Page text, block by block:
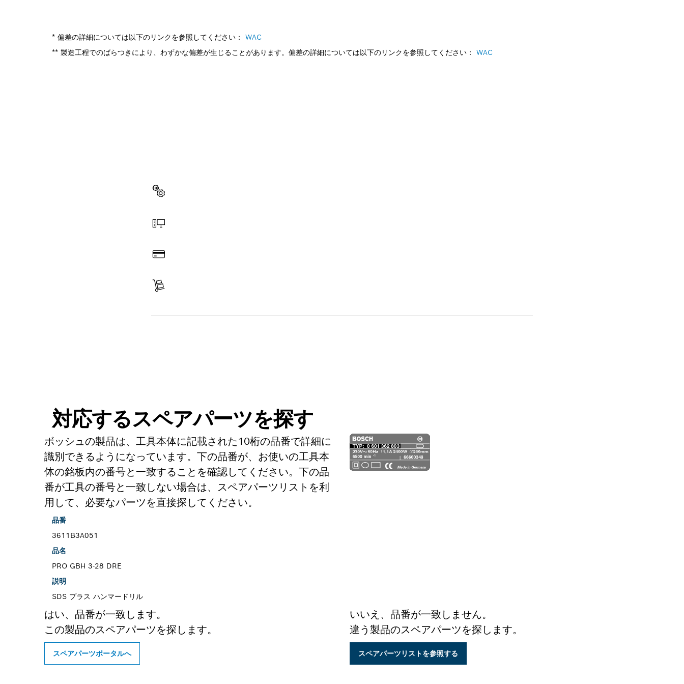
* 偏差の詳細については以下のリンクを参照してください：
WAC
** 製造工程でのばらつきにより、わずかな偏差が生じることがあります。偏差の詳細については以下のリンクを参照してください：
WAC
対応するスペアパーツを探す
ボッシュの製品は、工具本体に記載された10桁の品番で詳細に
識別できるようになっています。下の品番が、お使いの工具本
体の銘板内の番号と一致することを確認してください。下の品
番が工具の番号と一致しない場合は、スペアパーツリストを利
用して、必要なパーツを直接探してください。
品番
3611B3A051
品名
PRO GBH 3-28 DRE
説明
SDS プラス ハンマードリル
はい、品番が一致します。
この製品のスペアパーツを探します。
スペアパーツポータルへ
いいえ、品番が一致しません。
違う製品のスペアパーツを探します。
スペアパーツリストを参照する